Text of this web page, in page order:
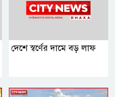
দেশে স্বর্ণের দামে বড় লাফ